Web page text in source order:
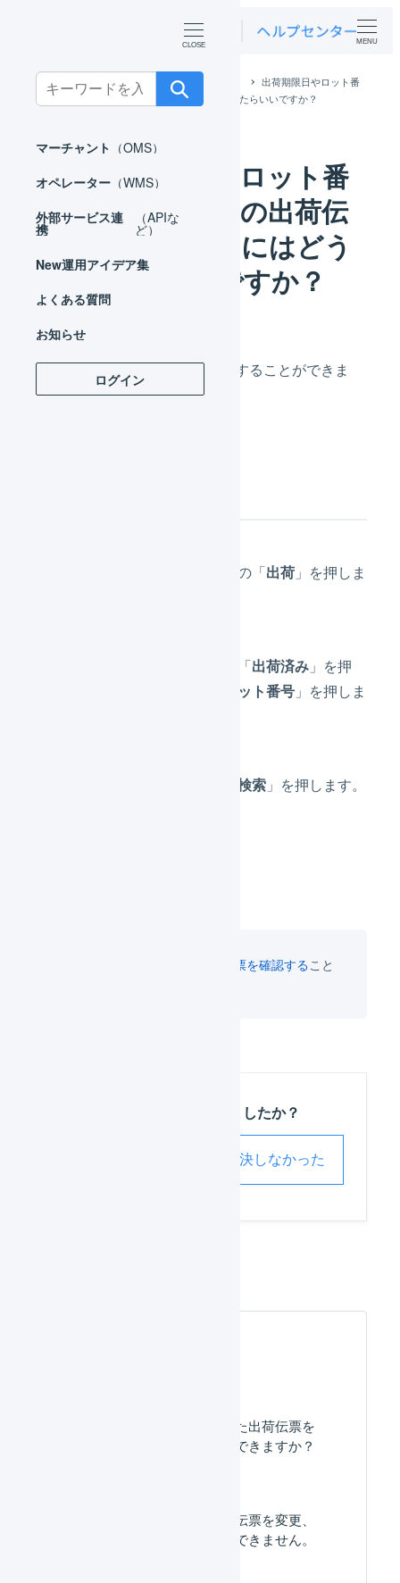
Search
for:
マーチャント （OMS）
オペレーター （WMS）
外部サービス連
携
（APIな
ど）
New運用アイデア集
よくある質問
お知らせ
ログイン
MENU
ホーム よくある質問 マーチャント
出荷期限日やロット番
号で出荷済みの出荷伝票を検索するにはどうしたらいいですか？
出荷期限日やロット番
号で出荷済みの出荷伝
票を検索するにはどう
したらいいですか？
出荷伝票の一覧から検索することができま
す。
メインナビゲーションの「出荷」を押しま
サブナビゲーションの「出荷済み」を押
出荷期限日・ロット番号」を押しま
検索」を押します。
出荷伝票から受注伝票を確認すること
この記事は役に立ちましたか？
解決しなかった
すでに出荷済みとなった出荷伝票を
キャンセルすることはできますか？
「出荷作業中」の出荷伝票を変更、
キャンセルすることができません。